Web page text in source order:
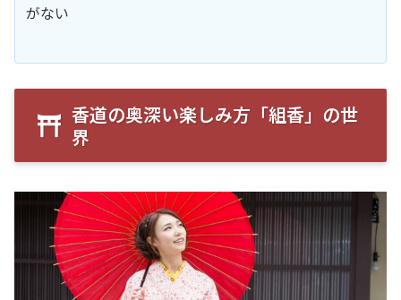
がない
香道の奥深い楽しみ方「組香」の世
界